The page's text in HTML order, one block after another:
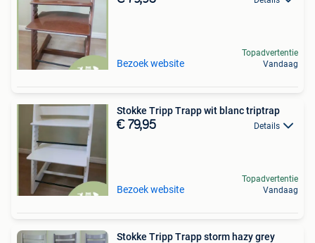
Bezoek website
Topadvertentie
Vandaag
Stokke Tripp Trapp wit blanc triptrap
€ 79,95 Details
Bezoek website
Topadvertentie
Vandaag
Stokke Tripp Trapp storm hazy grey